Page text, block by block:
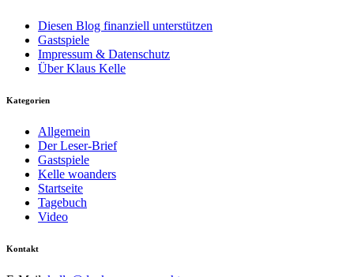
Diesen Blog finanziell unterstützen
Gastspiele
Impressum & Datenschutz
Über Klaus Kelle
Kategorien
Allgemein
Der Leser-Brief
Gastspiele
Kelle woanders
Startseite
Tagebuch
Video
Kontakt